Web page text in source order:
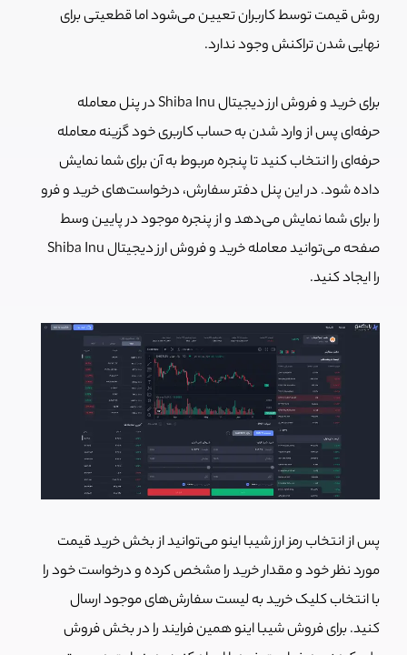
روش قیمت توسط کاربران تعیین می‌شود اما قطعیتی برای
نهایی شدن تراکنش وجود ندارد.
برای خرید و فروش ارز دیجیتال Shiba Inu در پنل معامله
حرفه‌ای پس از وارد شدن به حساب کاربری خود گزینه معامله
حرفه‌ای را انتخاب کنید تا پنجره مربوط به آن برای شما نمایش
داده شود. در این پنل دفتر سفارش، درخواست‌های خرید و فرو
را برای شما نمایش می‌دهد و از پنجره موجود در پایین وسط
صفحه می‌توانید معامله خرید و فروش ارز دیجیتال Shiba Inu
را ایجاد کنید.
پس از انتخاب رمز ارز شیبا اینو می‌توانید از بخش خرید قیمت
مورد نظر خود و مقدار خرید را مشخص کرده و درخواست خود را
با انتخاب کلیک خرید به لیست سفارش‌های موجود ارسال
کنید. برای فروش شیبا اینو همین فرایند را در بخش فروش